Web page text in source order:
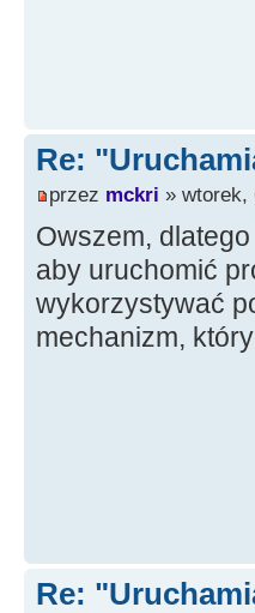
Re:
przez mckri » wtorek,
Owszem,
aby uruchomić
wykorzystywać
mechanizm,
Re: